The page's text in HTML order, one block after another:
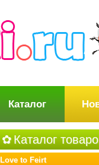
Каталог
Каталог
Love to Feirt